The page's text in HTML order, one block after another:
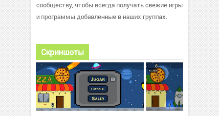
сообществу, чтобы всегда получать свежие игры
и программы добавленные в наших группах.
Скриншоты